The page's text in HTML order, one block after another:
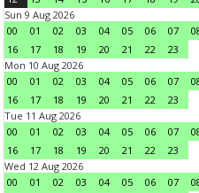
Sun 9 Aug 2026
00
01 02 03 04 05 06 07
16
17 18 19 20 21 22
23
Mon 10 Aug 2026
00
01 02 03 04 05 06 07
16
17 18 19 20 21 22
23
Tue 11 Aug 2026
00
01 02 03 04 05 06 07
16
17 18 19 20 21 22
23
Wed 12 Aug 2026
00
01 02 03 04 05 06 07